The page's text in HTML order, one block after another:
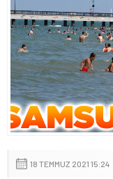
18 TEMMUZ 2021 15:24